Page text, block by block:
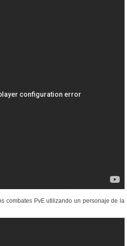
combates PvE utilizando un personaje de la